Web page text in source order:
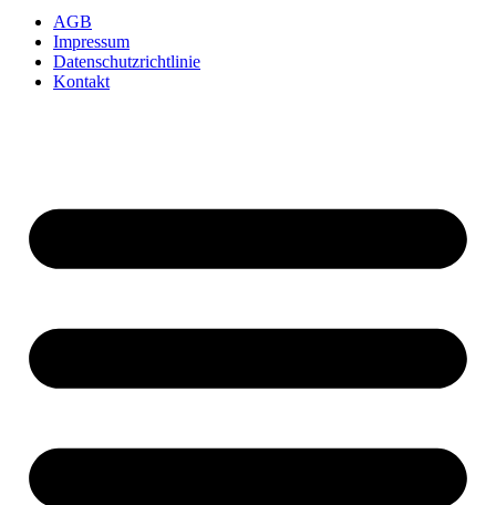
AGB
Impressum
Datenschutzrichtlinie
Kontakt